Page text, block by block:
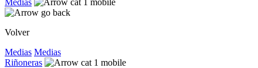
Medias
Volver
Medias Medias
Riñoneras